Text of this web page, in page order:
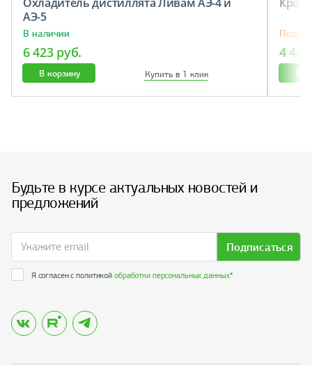
АЭ-5
В наличии
6 423 руб.
В корзину Купить в 1 клик
Под
4
В
Будьте в курсе актуальных новостей и
предложений
Подписаться
Я согласен с политикойобработки персональных данных*